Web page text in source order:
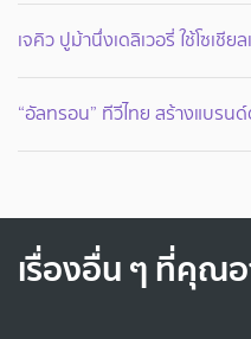
เจคิว ปูม้านึ่งเดลิเวอรี่ ใช้โซเชี
“อัลทรอน” ทีวีไทย สร้างแบรน
เรื่องอื่น ๆ ที่คุณ